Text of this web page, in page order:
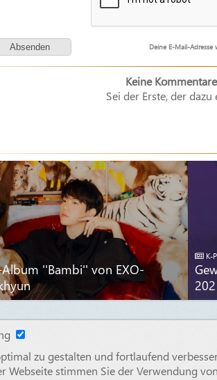
zu gestalten und fortlaufend
Webseite stimmen Sie der Verwendung
Deine E-Mail-
Keine
Sei der Erste, der
''Bambi'' von EXO-
K-